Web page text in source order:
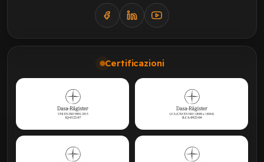
Certificazioni